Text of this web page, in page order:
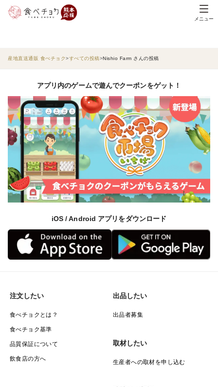
メニュー
産地直送通販 食べチョク すべての投稿 Nishio Farm さんの投稿
アプリ内のゲームで遊んでクーポンをゲット！
iOS / Android アプリをダウンロード
注文したい
食べチョクとは？
食べチョク基準
品質保証について
飲食店の方へ
出品したい
出品者募集
取材したい
生産者への取材を申し込む